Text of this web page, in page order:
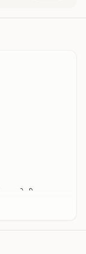
तुमसे ही मुलाकात